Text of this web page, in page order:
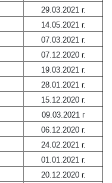
29.03.2021 г.
14.05.2021 г.
07.03.2021 г.
07.12.2020 г.
19.03.2021 г.
28.01.2021 г.
15.12.2020 г.
09.03.2021 г
06.12.2020 г.
24.02.2021 г.
01.01.2021 г.
20.12.2020 г.